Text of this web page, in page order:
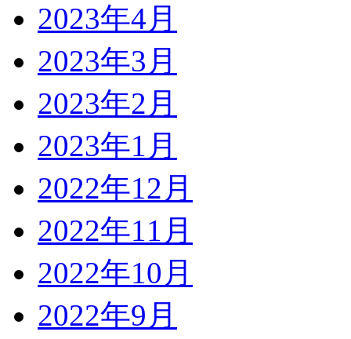
2023年4月
2023年3月
2023年2月
2023年1月
2022年12月
2022年11月
2022年10月
2022年9月